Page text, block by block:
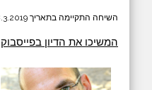
השיחה התקיימה בתאריך 8.3.2019.
המשיכו את הדיון בפייסבוק